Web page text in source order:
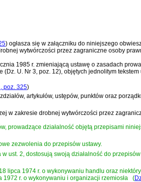
) ogłasza się w załączniku do niniejszego
wytwórczości przez zagraniczne osoby
1985 r. zmieniającą ustawę o zasadach
U. Nr 3, poz. 12), objętych jednolitym tekstem
poz. 325)
artykułów, ustępów, punktów oraz
w zakresie drobnej wytwórczości przez
prowadzące działalność objętą przepisami
zezwolenia do przepisów ustawy.
ust. 2, dostosują swoją działalność do
lipca 1974 r. o wykonywaniu handlu oraz
1972 r. o wykonywaniu i organizacji rzemiosła (